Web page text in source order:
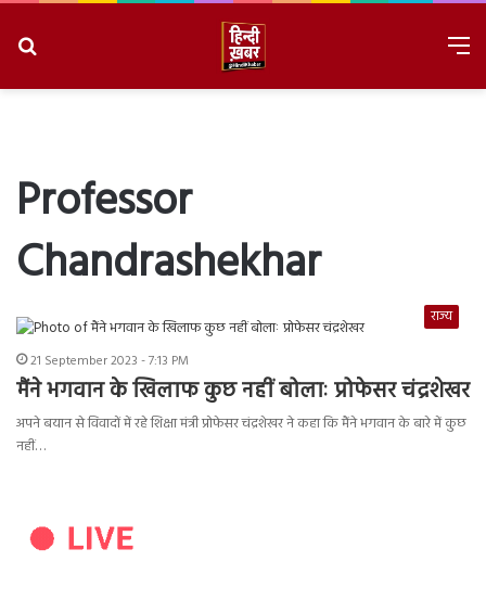
Professor
Chandrashekhar
राज्य
21 September 2023 - 7:13 PM
मैंने भगवान के खिलाफ कुछ नहीं बोलाः प्रोफेसर चंद्रशेखर
अपने बयान से विवादों में रहे शिक्षा मंत्री प्रोफेसर चंद्रशेखर ने कहा कि मैंने भगवान के बारे में कुछ
नहीं…